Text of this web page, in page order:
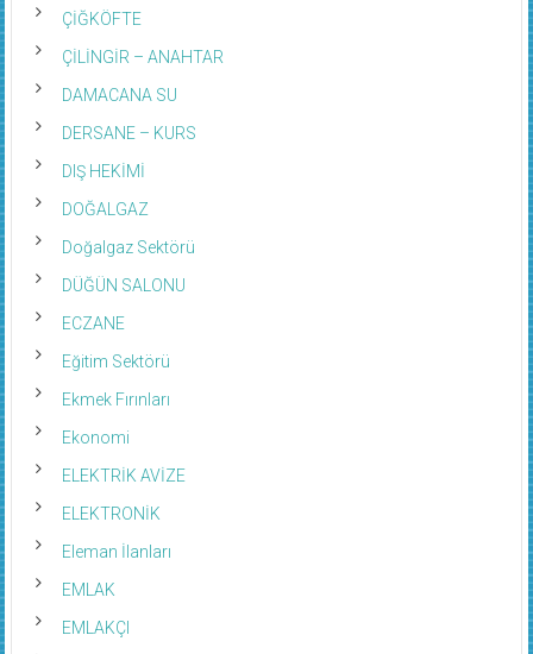
ÇİĞKÖFTE
ÇİLİNGİR – ANAHTAR
DAMACANA SU
DERSANE – KURS
DIŞ HEKİMİ
DOĞALGAZ
Doğalgaz Sektörü
DÜĞÜN SALONU
ECZANE
Eğitim Sektörü
Ekmek Fırınları
Ekonomi
ELEKTRİK AVİZE
ELEKTRONİK
Eleman İlanları
EMLAK
EMLAKÇI